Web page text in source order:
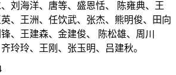
刘海洋、唐等、盛恩恬、 陈雍典、王
、王洲、任饮武、张杰、熊明俊、田向
、王建森、金建俊、 陈松雄、周川
玲玲、王刚、张玉明、吕建秋。